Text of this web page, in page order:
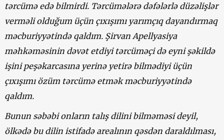
tərcümə edə bilmirdi. Tərcümələrə dəfələrlə düzəlişlər
verməli olduğum üçün çıxışımı yarımçıq dayandırmaq
məcburiyyətində qaldım. Şirvan Apellyasiya
məhkəməsinin dəvət etdiyi tərcüməçi də eyni şəkildə
işini peşəkarcasına yerinə yetirə bilmədiyi üçün
çıxışımı özüm tərcümə etmək məcburiyyətində
qaldım.
Bunun səbəbi onların talış dilini bilməməsi deyil,
ölkədə bu dilin istifadə arealının qəsdən daraldılması,